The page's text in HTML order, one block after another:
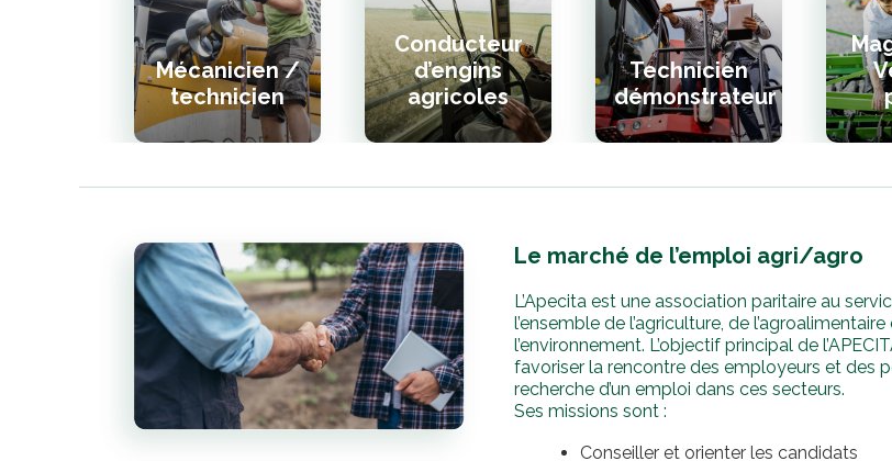
Mécanicien /
technicien
Conducteur
d’engins
agricoles
Technicien
démonstrateur
Le marché de l’emploi agri/agro
L’Apecita est une association paritaire au
l’ensemble de l’agriculture, de
l’environnement. L’objectif principal de
favoriser la rencontre des employeurs et des
recherche d’un emploi dans ces secteurs.
Ses missions sont :
Conseiller et orienter les candidats